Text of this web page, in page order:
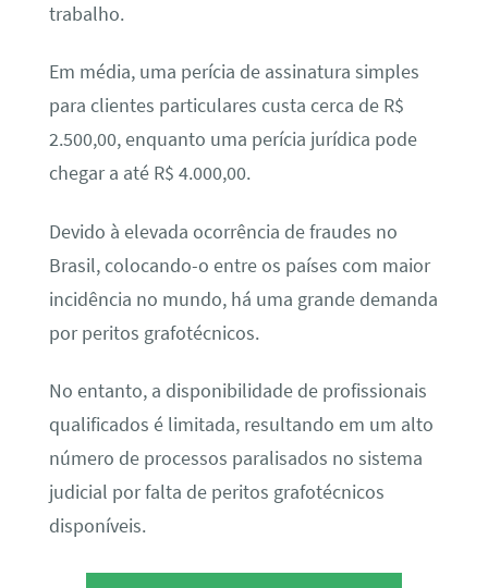
trabalho.
Em média, uma perícia de assinatura simples
para clientes particulares custa cerca de R$
2.500,00, enquanto uma perícia jurídica pode
chegar a até R$ 4.000,00.
Devido à elevada ocorrência de fraudes no
Brasil, colocando-o entre os países com maior
incidência no mundo, há uma grande demanda
por peritos grafotécnicos.
No entanto, a disponibilidade de profissionais
qualificados é limitada, resultando em um alto
número de processos paralisados no sistema
judicial por falta de peritos grafotécnicos
disponíveis.